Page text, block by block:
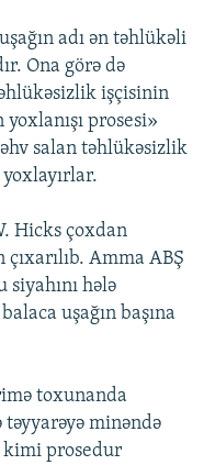
adı ən təhlükəli
Ona görə də
işçisinin
prosesi»
salan təhlükəsizlik
Hicks çoxdan
Amma ABŞ
hələ
uşağın başına
toxunanda
təyyarəyə minəndə
prosedur